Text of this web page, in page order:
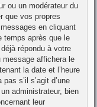
ou un modérateur du
que vos propres
en cliquant
temps après que le
répondu à votre
affichera le
la date et l’heure
s’il s’agit d’une
administrateur, bien
leur